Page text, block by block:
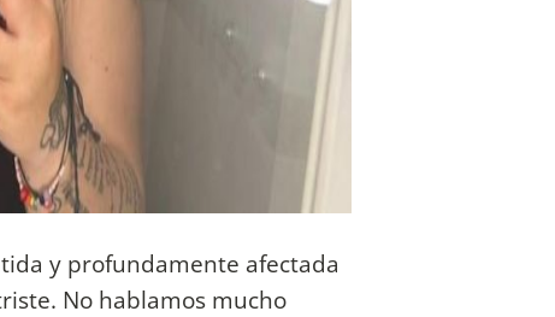
y profundamente afectada
No hablamos mucho